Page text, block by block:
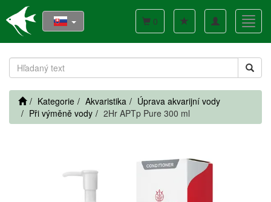
Toggle
navigation
0
Kategorie Akvaristika
Úprava akvarijní vody
Při výměně vody
2Hr APTp Pure 300 ml